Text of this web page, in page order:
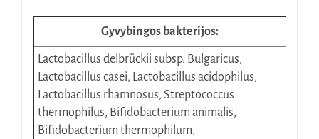
Gyvybingos bakterijos:
Lactobacillus delbrückii subsp. Bulgaricus,
Lactobacillus casei, Lactobacillus acidophilus,
Lactobacillus rhamnosus, Streptococcus
thermophilus, Bifidobacterium animalis,
Bifidobacterium thermophilum,